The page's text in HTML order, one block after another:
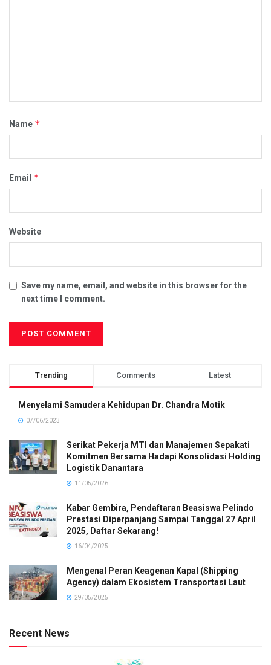
Name *
Email *
Website
Save my name, email, and website in this browser for the
next time I comment.
Trending Comments Latest
Menyelami Samudera Kehidupan Dr. Chandra Motik
07/06/2023
Serikat Pekerja MTI dan Manajemen Sepakati
Komitmen Bersama Hadapi Konsolidasi Holding
Logistik Danantara
11/05/2026
Kabar Gembira, Pendaftaran Beasiswa Pelindo
Prestasi Diperpanjang Sampai Tanggal 27 April
2025, Daftar Sekarang!
16/04/2025
Mengenal Peran Keagenan Kapal (Shipping
Agency) dalam Ekosistem Transportasi Laut
29/05/2025
Recent News